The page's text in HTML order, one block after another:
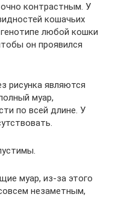
контрастным. У
кошачьих
любой кошки
он проявился
рисунка являются
муар,
по всей длине. У
муар, из-за этого
незаметным,